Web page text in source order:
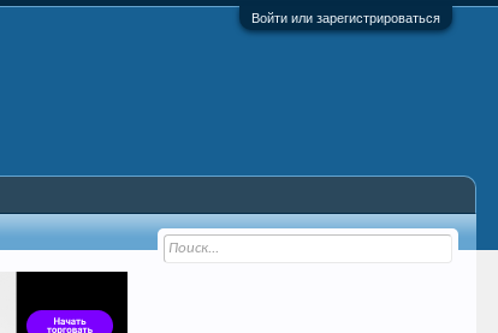
Войти или зарегистрироваться